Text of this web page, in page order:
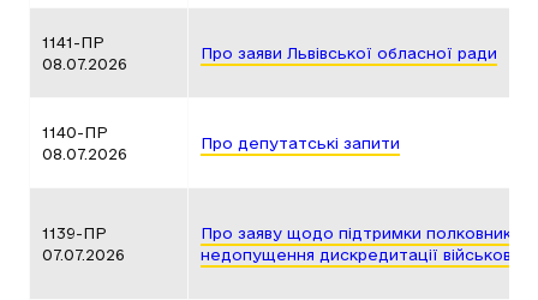
1141-ПР
08.07.2026
Про заяви Львівської обласної ради
1140-ПР
08.07.2026
Про депутатські запити
1139-ПР
07.07.2026
Про заяву щодо підтримки полковника
недопущення дискредитації військових